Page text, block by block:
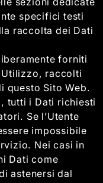
specifici testi
raccolta dei Dati
forniti
raccolti
questo Sito Web.
tutti i Dati richiesti
Se l’Utente
impossibile
Nei casi in
Dati come
astenersi dal